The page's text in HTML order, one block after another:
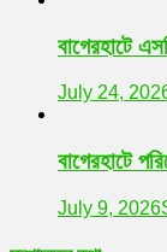
বাগেরহাটে
July 24,
বাগেরহাটে
July 9, 2026